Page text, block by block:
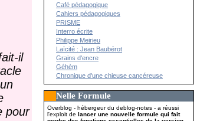
il
pour
Café pédagogique
Cahiers pédagogiques
PRISME
Interro écrite
Philippe Meirieu
Laïcité : Jean Baubérot
Grains d'encre
Géhèm
Chronique d'une chieuse cancéreuse
Nelle Formule
Overblog - hébergeur du deblog-notes - a réussi
l'exploit delancer une nouvelle formule qui fait